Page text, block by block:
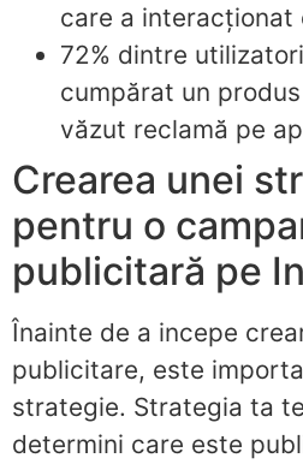
care a interacționat
72% dintre
cumpărat un
văzut reclamă pe
Crearea unei
pentru o
publicitară pe
Înainte de a incepe
publicitare, este
strategie. Strategia ta
determini care este